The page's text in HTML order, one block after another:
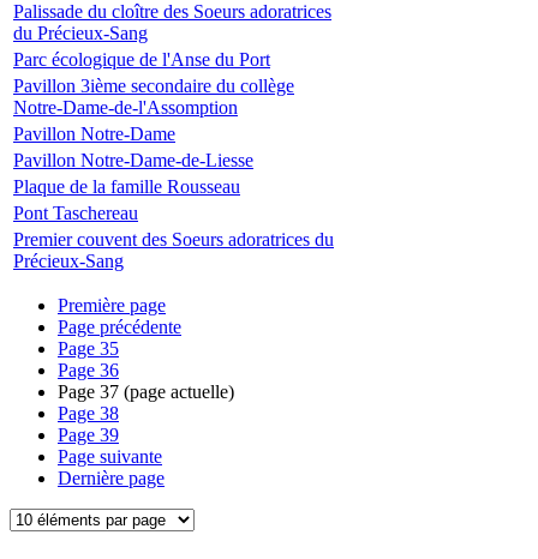
Palissade du cloître des Soeurs adoratrices
du Précieux-Sang
Parc écologique de l'Anse du Port
Pavillon 3ième secondaire du collège
Notre-Dame-de-l'Assomption
Pavillon Notre-Dame
Pavillon Notre-Dame-de-Liesse
Plaque de la famille Rousseau
Pont Taschereau
Premier couvent des Soeurs adoratrices du
Précieux-Sang
Première page
Page précédente
Page 35
Page 36
Page 37 (page actuelle)
Page 38
Page 39
Page suivante
Dernière page